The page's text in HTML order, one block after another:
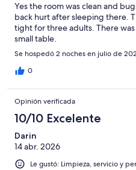
Yes the room was clean and
back hurt after sleeping there.
tight for three adults. There
small table.
Se hospedó 2 noches en julio de
0
Opinión verificada
10/10 Excelente
Darin
14 abr. 2026
Le gustó: Limpieza, servicio y